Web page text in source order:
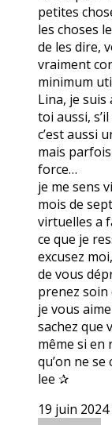
petites
les choses
de les dire,
vraiment
minimum
Lina, je
toi aussi,
c’est aussi
mais
force…
je me sens
mois de
virtuelles a
ce que je
excusez
de vous
prenez soin
je vous
sachez que
même si en
qu’on ne
lee ✰
19 juin